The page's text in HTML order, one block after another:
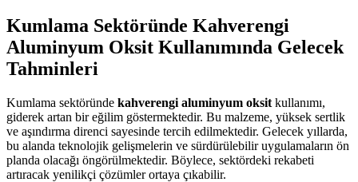
Kumlama Sektöründe Kahverengi
Aluminyum Oksit Kullanımında Gelecek
Tahminleri
Kumlama sektöründe kahverengi aluminyum oksit kullanımı,
giderek artan bir eğilim göstermektedir. Bu malzeme, yüksek sertlik
ve aşındırma direnci sayesinde tercih edilmektedir. Gelecek yıllarda,
bu alanda teknolojik gelişmelerin ve sürdürülebilir uygulamaların ön
planda olacağı öngörülmektedir. Böylece, sektördeki rekabeti
artıracak yenilikçi çözümler ortaya çıkabilir.